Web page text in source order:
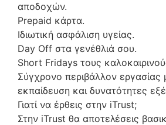
αποδοχών.
Prepaid κάρτα.
Ιδιωτική ασφάλιση υγείας.
Day Off στα γενέθλιά σου.
Short Fridays τους
Σύγχρονο περιβάλλον εργασίας
εκπαίδευση και δυνατότητες
Γιατί να έρθεις στην iTrust;
Στην iTrust θα αποτελέσεις